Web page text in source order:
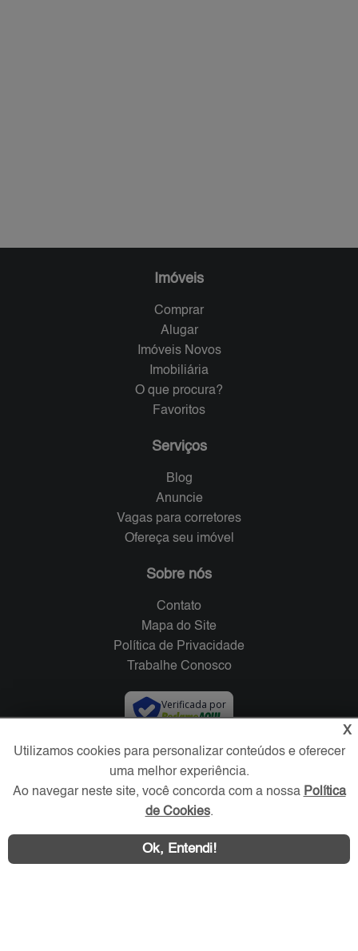
Imóveis
Comprar
Alugar
Imóveis Novos
Imobiliária
O que procura?
Favoritos
Serviços
Blog
Anuncie
Vagas para corretores
Ofereça seu imóvel
Sobre nós
Contato
Mapa do Site
Política de Privacidade
Trabalhe Conosco
Verificada por
Redes Sociais
X
Utilizamos cookies para personalizar conteúdos e oferecer
uma melhor experiência.
Ao navegar neste site, você concorda com a nossa Política
de Cookies.
Ok, Entendi!